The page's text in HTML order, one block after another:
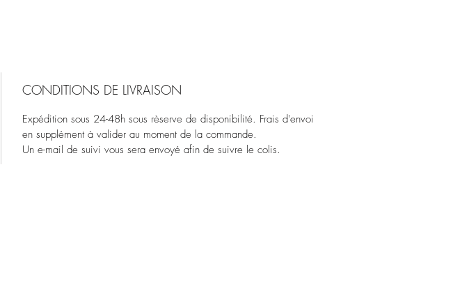
CONDITIONS DE LIVRAISON
Expédition sous 24-48h sous rèserve de disponibilité. Frais d'envoi
en supplément à valider au moment de la commande.
Un e-mail de suivi vous sera envoyé afin de suivre le colis.